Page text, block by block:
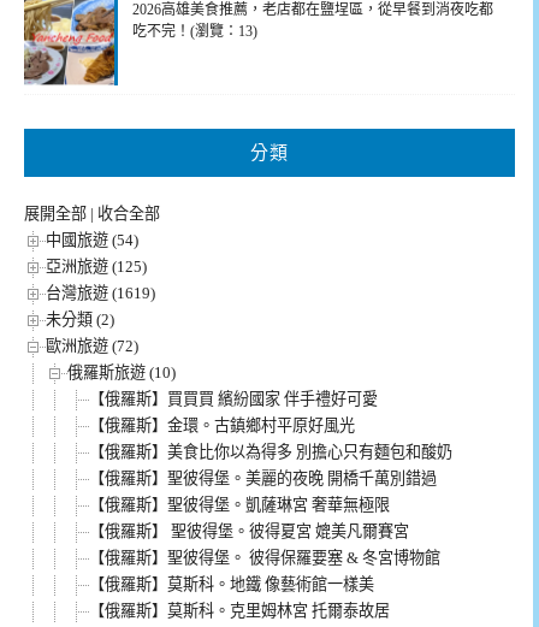
2026高雄美食推薦，老店都在鹽埕區，從早餐到消夜吃都
吃不完！(瀏覽：13)
分類
展開全部 | 收合全部
中國旅遊 (54)
亞洲旅遊 (125)
台灣旅遊 (1619)
未分類 (2)
歐洲旅遊 (72)
俄羅斯旅遊 (10)
【俄羅斯】買買買 繽紛國家 伴手禮好可愛
【俄羅斯】金環。古鎮鄉村平原好風光
【俄羅斯】美食比你以為得多 別擔心只有麵包和酸奶
【俄羅斯】聖彼得堡。美麗的夜晚 開橋千萬別錯過
【俄羅斯】聖彼得堡。凱薩琳宮 奢華無極限
【俄羅斯】 聖彼得堡。彼得夏宮 媲美凡爾賽宮
【俄羅斯】聖彼得堡。 彼得保羅要塞 & 冬宮博物館
【俄羅斯】莫斯科。地鐵 像藝術館一樣美
【俄羅斯】莫斯科。克里姆林宮 托爾泰故居